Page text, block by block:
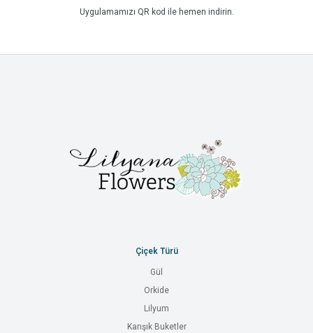
Uygulamamızı QR kod ile hemen indirin.
Çiçek Türü
Gül
Orkide
Lilyum
Karışık Buketler